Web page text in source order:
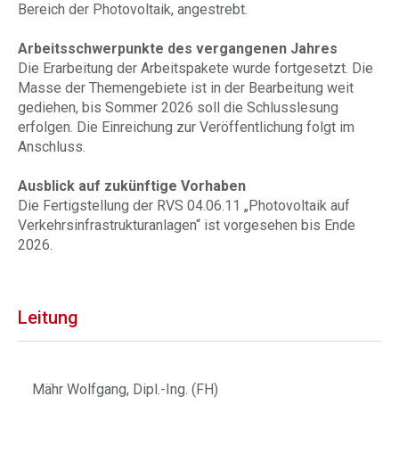
Bereich der Photovoltaik, angestrebt.
Arbeitsschwerpunkte des vergangenen Jahres
Die Erarbeitung der Arbeitspakete wurde fortgesetzt. Die
Masse der Themengebiete ist in der Bearbeitung weit
gediehen, bis Sommer 2026 soll die Schlusslesung
erfolgen. Die Einreichung zur Veröffentlichung folgt im
Anschluss.
Ausblick auf zukünftige Vorhaben
Die Fertigstellung der RVS 04.06.11 „Photovoltaik auf
Verkehrsinfrastrukturanlagen“ ist vorgesehen bis Ende
2026.
Leitung
Mähr Wolfgang, Dipl.-Ing. (FH)